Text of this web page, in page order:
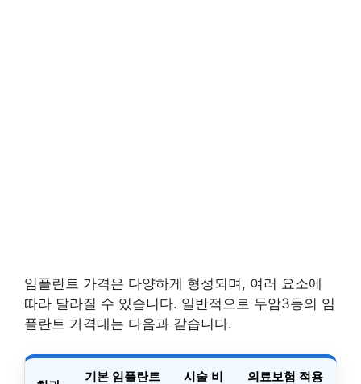
임플란트 가격은 다양하게 형성되며, 여러 요소에
따라 달라질 수 있습니다. 일반적으로 두암3동의 임
플란트 가격대는 다음과 같습니다.
기본 임플란트
시술 비
의료보험 적용